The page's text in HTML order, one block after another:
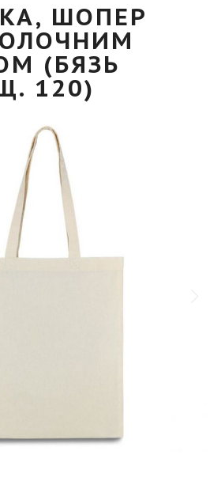
ШОПЕР
(БЯЗЬ
120)